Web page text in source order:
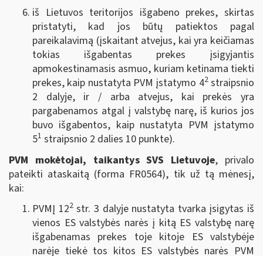
iš Lietuvos teritorijos išgabeno prekes, skirtas
pristatyti, kad jos būtų patiektos pagal
pareikalavimą (įskaitant atvejus, kai yra keičiamas
tokias išgabentas prekes įsigyjantis
apmokestinamasis asmuo, kuriam ketinama tiekti
prekes, kaip nustatyta PVM įstatymo 42straipsnio
2 dalyje, ir / arba atvejus, kai prekės yra
pargabenamos atgal į valstybę narę, iš kurios jos
buvo išgabentos, kaip nustatyta PVM įstatymo
51 straipsnio 2 dalies 10 punkte).
PVM mokėtojai, taikantys SVS Lietuvoje, privalo
pateikti ataskaitą (forma FR0564), tik už tą mėnesį,
kai:
PVMĮ 122str. 3 dalyje nustatyta tvarka įsigytas iš
vienos ES valstybės narės į kitą ES valstybę narę
išgabenamas prekes toje kitoje ES valstybėje
narėje tiekė tos kitos ES valstybės narės PVM